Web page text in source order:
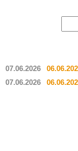
07.06.2026
07.06.2026